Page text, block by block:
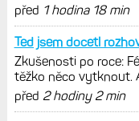
před 1 hodina 18 min
Ted jsem docetl
Zkušenosti po roce:
těžko něco vytknout.
před 2 hodiny 2 min